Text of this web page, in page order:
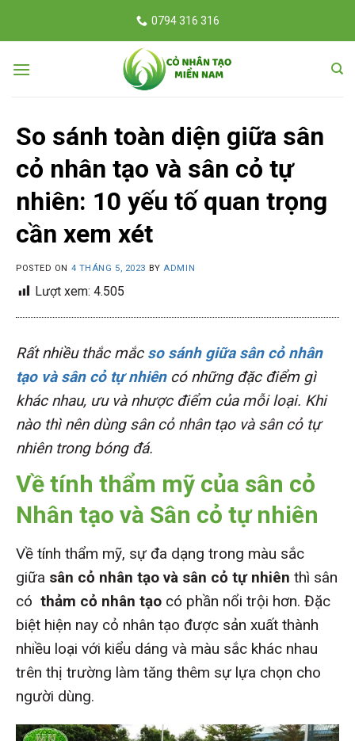
0794 316 316
So sánh toàn diện giữa sân
cỏ nhân tạo và sân cỏ tự
nhiên: 10 yếu tố quan trọng
cần xem xét
POSTED ON 4 THÁNG 5, 2023 BYADMIN
Lượt xem: 4.505
Rất nhiều thắc mắc so sánh giữa sân cỏ nhân
tạo và sân cỏ tự nhiêncó những đặc điểm gì
khác nhau, ưu và nhược điểm của mỗi loại. Khi
nào thì nên dùng sân cỏ nhân tạo và sân cỏ tự
nhiên trong bóng đá.
Về tính thẩm mỹ của sân cỏ
Nhân tạo và Sân cỏ tự nhiên
Về tính thẩm mỹ, sự đa dạng trong màu sắc
giữa sân cỏ nhân tạo và sân cỏ tự nhiên thì sân
có thảm cỏ nhân tạo có phần nổi trội hơn. Đặc
biệt hiện nay cỏ nhân tạo được sản xuất thành
nhiều loại với kiểu dáng và màu sắc khác nhau
trên thị trường làm tăng thêm sự lựa chọn cho
người dùng.